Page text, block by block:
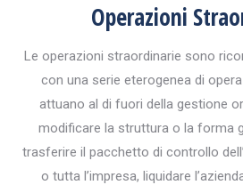
Operazioni
Le operazioni straordinarie sono
con una serie eterogenea di
attuano al di fuori della gestione
modificare la struttura o la forma
trasferire il pacchetto di controllo
o tutta l’impresa, liquidare